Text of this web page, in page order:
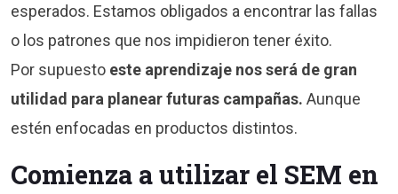
esperados. Estamos obligados a encontrar las fallas
o los patrones que nos impidieron tener éxito.
Por supuesto este aprendizaje nos será de gran
utilidad para planear futuras campañas. Aunque
estén enfocadas en productos distintos.
Comienza a utilizar el SEM en